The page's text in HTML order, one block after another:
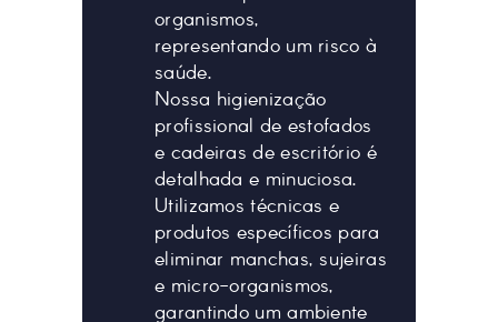
organismos,
representando um risco à
saúde.
Nossa higienização
profissional de estofados
e cadeiras de escritório é
detalhada e minuciosa.
Utilizamos técnicas e
produtos específicos para
eliminar manchas, sujeiras
e micro-organismos,
garantindo um ambiente